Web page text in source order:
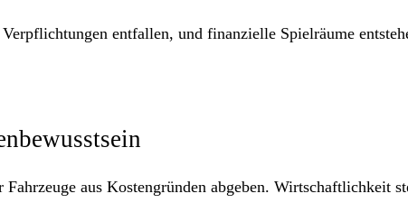
entfallen, und finanzielle Spielräume
Fahrzeuge aus Kostengründen abgeben. Wirtschaftlichkeit